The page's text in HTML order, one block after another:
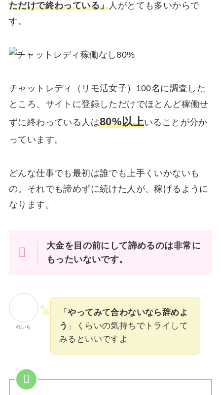
ただけで終わっている」人がとても多いからで
す。
チャットレディ（リモ活女子）100名に調査した
ところ、サイトに登録しただけでほとんど稼働せ
ずに終わっている人は80%以上いることが分か
っています。
どんな仕事でも最初は誰でも上手くいかないも
の。それでも諦めずに続けた人が、稼げるように
なります。
大金を目の前にして諦めるのは非常に
もったいないです。
れいら
「やってみて合わないなら辞めよ
う 」くらいの気持ちでトライして
みるといいですよ